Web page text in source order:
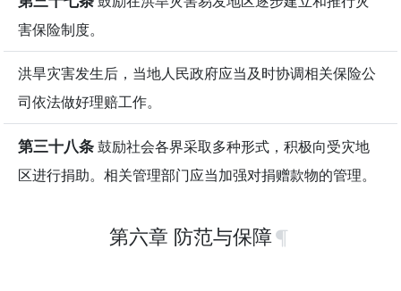
害保险制度。
洪旱灾害发生后，当地人民政府应当及时协调相关保险公
司依法做好理赔工作。
第三十八条鼓励社会各界采取多种形式，积极向受灾地
区进行捐助。相关管理部门应当加强对捐赠款物的管理。
第六章 防范与保障